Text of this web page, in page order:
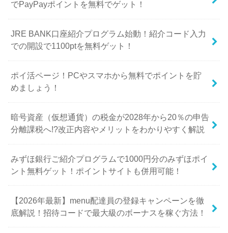
でPayPayポイントを無料でゲット！
JRE BANK口座紹介プログラム始動！紹介コード入力
での開設で1100ptを無料ゲット！
ポイ活ページ！PCやスマホから無料でポイントを貯
めましょう！
暗号資産（仮想通貨）の税金が2028年から20％の申告
分離課税へ!?改正内容やメリットをわかりやすく解説
みずほ銀行ご紹介プログラムで1000円分のみずほポイ
ント無料ゲット！ポイントサイトも併用可能！
【2026年最新】menu配達員の登録キャンペーンを徹
底解説！招待コードで最大級のボーナスを稼ぐ方法！